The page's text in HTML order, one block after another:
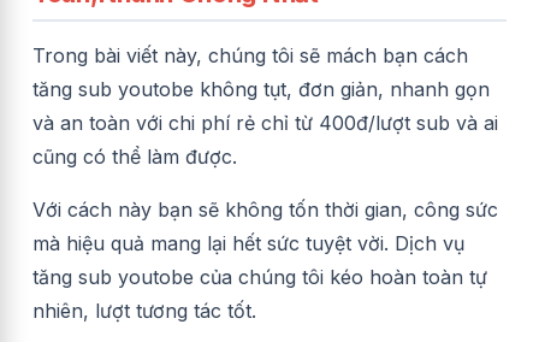
Trong bài viết này, chúng tôi sẽ mách bạn cách
tăng sub youtobe không tụt, đơn giản, nhanh gọn
và an toàn với chi phí rẻ chỉ từ 400đ/lượt sub và ai
cũng có thể làm được.
Với cách này bạn sẽ không tốn thời gian, công sức
mà hiệu quả mang lại hết sức tuyệt vời. Dịch vụ
tăng sub youtobe của chúng tôi kéo hoàn toàn tự
nhiên, lượt tương tác tốt.